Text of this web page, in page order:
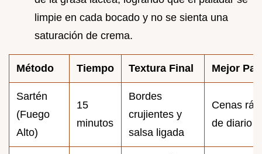
limpie en cada bocado y no se sienta una
saturación de crema.
Método Tiempo Textura Final Mejor
Sartén
(Fuego
Alto)
15
minutos
Bordes
crujientes y
salsa ligada
Cenas
de diario